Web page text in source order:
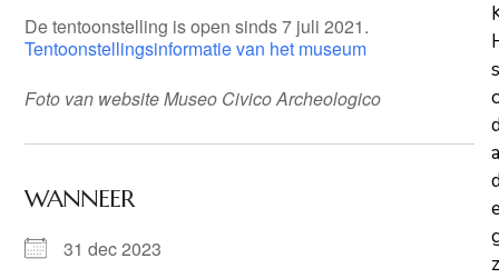
De tentoonstelling is open sinds 7 juli 2021.
Tentoonstellingsinformatie van het museum
Foto van website Museo Civico Archeologico
WANNEER
31 dec 2023